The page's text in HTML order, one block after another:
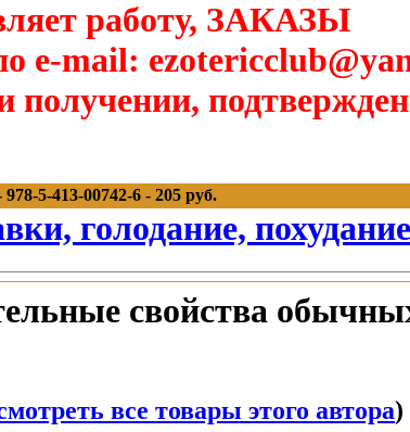
работу, ЗАКАЗЫ
5-413-00742-6 - 205 руб.
голодание, похудание
свойства
все товары этого автора)